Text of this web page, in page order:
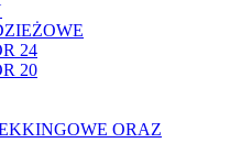
24
20
ORAZ